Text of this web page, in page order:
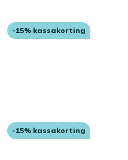
-15% kassakorting
-15% kassakorting